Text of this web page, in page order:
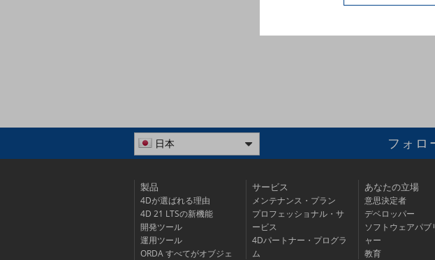
日本 フォロ
製品
4Dが選ばれる理由
4D 21 LTSの新機能
開発ツール
運用ツール
ORDA すべてがオブジェ
サービス
メンテナンス・プラン
プロフェッショナル・サ
ービス
4Dパートナー・プログラ
ム
あなたの立場
意思決定者
デベロッパー
ソフトウェアパブ
ャー
教育